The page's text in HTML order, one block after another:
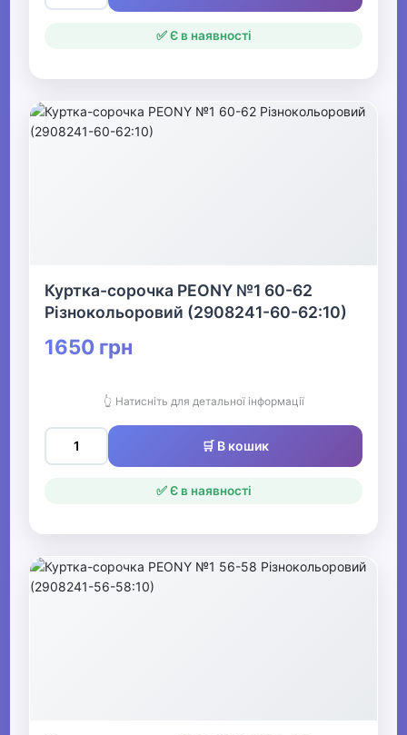
✅ Є в наявності
Куртка-сорочка PEONY №1 60-62
Різнокольоровий (2908241-60-62:10)
1650 грн
👆 Натисніть для детальної інформації
🛒 В кошик
✅ Є в наявності